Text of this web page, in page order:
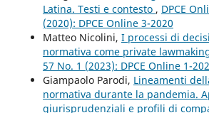
Latina. Testi e contesto , DPCE
(2020): DPCE Online 3-2020
Matteo Nicolini, I processi di
normativa come private
57 No. 1 (2023): DPCE Online 1-
Giampaolo Parodi, Lineamenti
normativa durante la pandemia.
giurisprudenziali e profili di